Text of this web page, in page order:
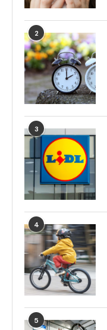
2
3
4
5